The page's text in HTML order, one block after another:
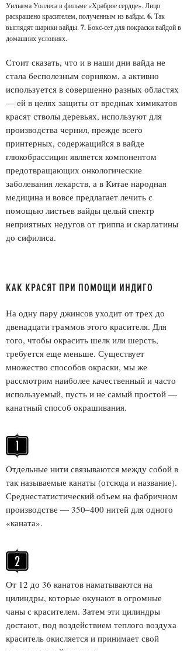
Уильяма Уоллеса в фильме «Храброе сердце». Лицо
раскрашено красителем, полученным из вайды. 6.Так
выглядят шарики вайды . 7.Бокс-сет для покраски вайдой в
домашних условиях.
Стоит сказать, что и в наши дни вайда не
стала бесполезным сорняком, а активно
используется в совершенно разных областях
— ей в целях защиты от вредных химикатов
красят стволы деревьях, используют для
производства чернил, прежде всего
принтерных, содержащийся в вайде
глюкобрассицин является компонентом
предотвращающих онкологические
заболевания лекарств, а в Китае народная
медицина и вовсе предлагает лечить с
помощью листьев вайды целый спектр
неприятных недугов от гриппа и скарлатины
до сифилиса.
КАК КРАСЯТ ПРИ ПОМОЩИ ИНДИГО
На одну пару джинсов уходит от трех до
двенадцати граммов этого красителя. Для
того, чтобы окрасить шелк или шерсть,
требуется еще меньше. Существует
множество способов окраски, мы же
рассмотрим наиболее качественный и часто
используемый, пусть и не самый простой —
канатный способ окрашивания.
Отдельные нити связываются между собой в
так называемые канаты (отсюда и название).
Среднестатистический объем на фабричном
производстве — 350–400 нитей для одного
«каната».
От 12 до 36 канатов наматываются на
цилиндры, которые окунают в огромные
чаны с красителем. Затем эти цилиндры
достают, под воздействием теплого воздуха
краситель окисляется и принимает свой